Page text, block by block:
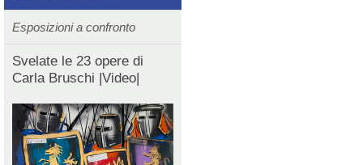
Esposizioni a confronto
Svelate le 23 opere di
Carla Bruschi |Video|